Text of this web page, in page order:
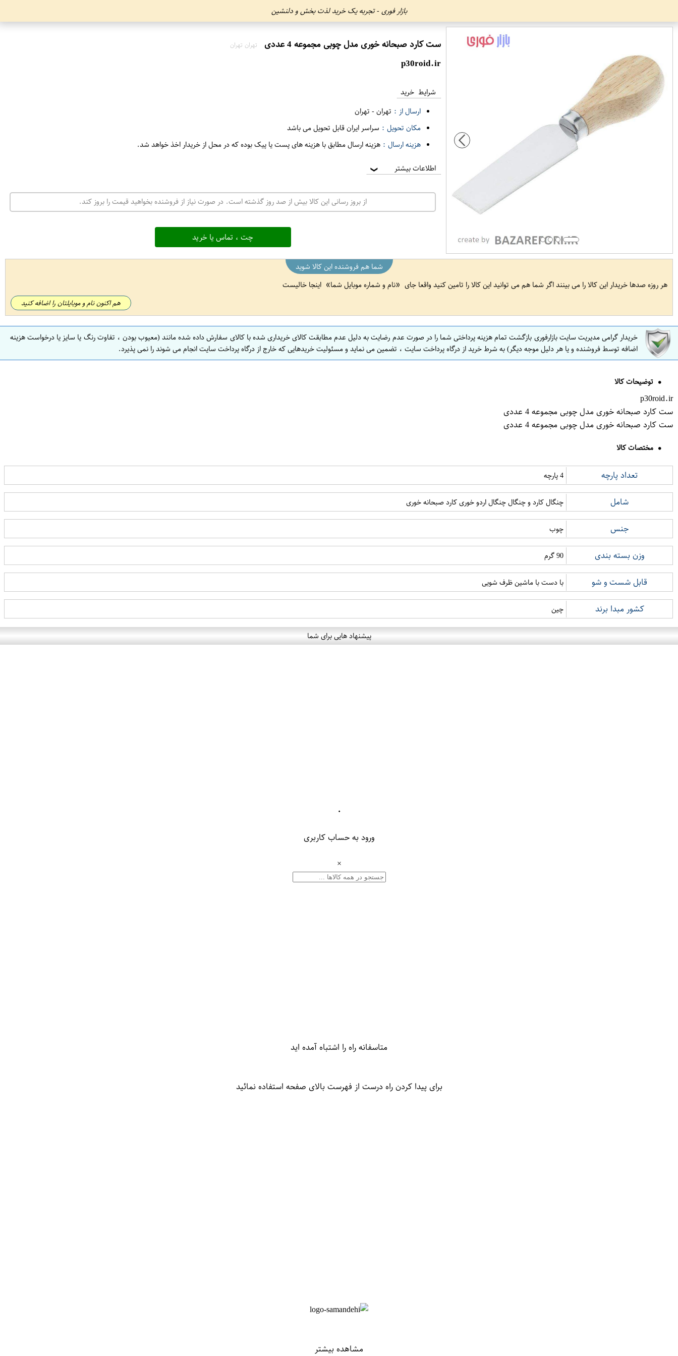
بازار فوری - تجربه یک خرید لذت بخش و دلنشین
ست کارد صبحانه خوری مدل چوبی مجموعه 4 عددی تهران تهران
p30roid.ir
شرایط خرید
ارسال از : تهران- تهران
مکان تحویل : سراسر ایران قابل تحویل می باشد
هزینه ارسال : هزینه ارسال مطابق با هزینه های پست یا پیک بوده که در محل از خریدار اخذ خواهد شد.
اطلاعات بیشتر ❯
از بروز رسانی این کالا بیش از صد روز گذشته است. در صورت نیاز از فروشنده بخواهید قیمت را بروز کند.
چت ، تماس یا خرید
شما هم فروشنده این کالا شوید
هر روزه صدها خریدار این کالا را می بینند اگر شما هم می توانید این کالا را تامین کنید واقعا جای
نام و شماره موبایل شما اینجا خالیست
هم اکنون نام و موبایلتان را اضافه کنید
خریدار گرامی مدیریت سایت بازارفوری بازگشت تمام هزینه پرداختی شما را در صورت عدم رضایت به دلیل عدم مطابقت کالای خریداری شده با کالای سفارش داده شده مانند (معیوب بودن ، تفاوت رنگ یا سایز یا درخواست هزینه
اضافه توسط فروشنده و یا هر دلیل موجه دیگر) به شرط خرید از درگاه پرداخت سایت ، تضمین می نماید و مسئولیت خریدهایی که خارج از درگاه پرداخت سایت انجام می شوند را نمی پذیرد.
توضیحات کالا
p30roid.ir
ست کارد صبحانه خوری مدل چوبی مجموعه 4 عددی
ست کارد صبحانه خوری مدل چوبی مجموعه 4 عددی
مختصات کالا
تعداد پارچه 4 پارچه
شامل چنگال کارد و چنگال چنگال اردو خوری کارد صبحانه خوری
جنس چوب
وزن بسته بندی 90 گرم
قابل شست و شو با دست با ماشین ظرف شویی
کشور مبدا برند چین
پیشنهاد هایی برای شما
۰
ورود به حساب کاربری
×
متاسفانه راه را اشتباه آمده اید
برای پیدا کردن راه درست از فهرست بالای صفحه استفاده نمائید
مشاهده بیشتر